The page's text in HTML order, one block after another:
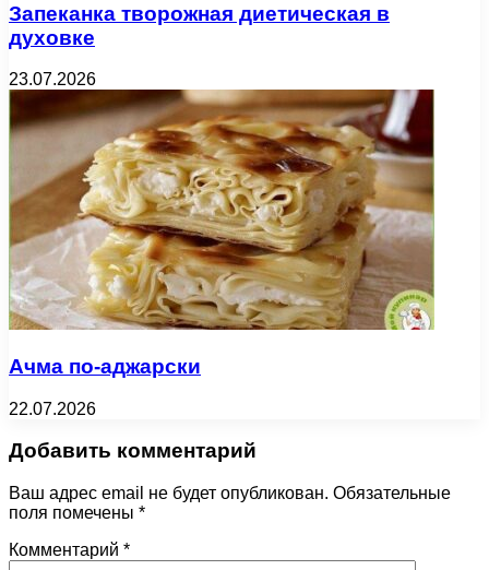
Запеканка творожная диетическая в
духовке
23.07.2026
Ачма по-аджарски
22.07.2026
Добавить комментарий
Ваш адрес email не будет опубликован. Обязательные
поля помечены *
Комментарий *